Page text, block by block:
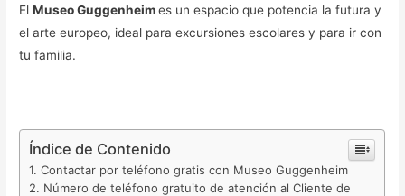
ElMuseo Guggenheimes un espacio que potencia la futura y
el arte europeo, ideal para excursiones escolares y para ir con
tu familia.
Índice de Contenido
Contactar por teléfono gratis con Museo Guggenheim
Número de teléfono gratuito de atención al Cliente de